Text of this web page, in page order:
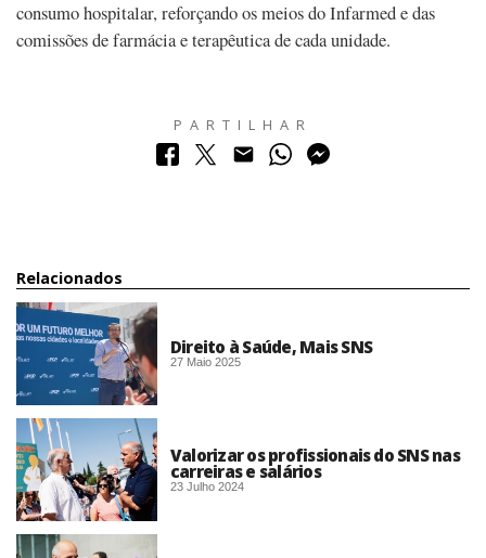
consumo hospitalar, reforçando os meios do Infarmed e das
comissões de farmácia e terapêutica de cada unidade.
PARTILHAR
Relacionados
Direito à Saúde, Mais SNS
27 Maio 2025
Valorizar os profissionais do SNS nas
carreiras e salários
23 Julho 2024